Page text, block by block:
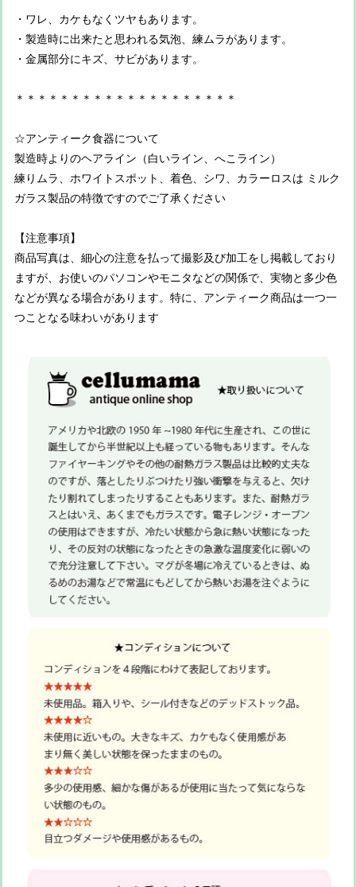
・ワレ、カケもなくツヤもあります。
・製造時に出来たと思われる気泡、練ムラがあります。
・金属部分にキズ、サビがあります。
＊＊＊＊＊＊＊＊＊＊＊＊＊＊＊＊＊＊＊＊
☆アンティーク食器について
製造時よりのヘアライン（白いライン、へこライン）
練りムラ、ホワイトスポット、着色、シワ、カラーロスは ミルク
ガラス製品の特徴ですのでご了承ください
【注意事項】
商品写真は、細心の注意を払って撮影及び加工をし掲載しており
ますが、お使いのパソコンやモニタなどの関係で、実物と多少色
などが異なる場合があります。特に、アンティーク商品は一つ一
つことなる味わいがあります